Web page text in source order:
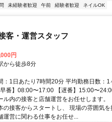
未経験者歓迎 午前 経験者歓迎 ネイルOK
客・運営スタッフ
円
から徒歩8分
：1日あたり7時間20分 平均勤務日数：
番】08:00〜17:00 【遅番】15:00〜
ル内の接客と店舗運営をお任せします。
の接客からスタートし、 現場の雰囲気
運営に関わる仕事をお任せ...